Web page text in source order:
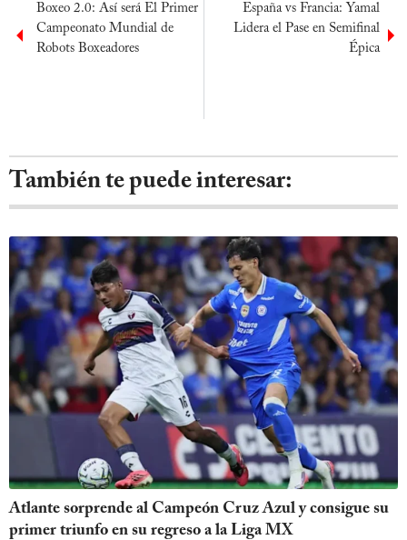
Boxeo 2.0: Así será El Primer
Campeonato Mundial de
Robots Boxeadores
España vs Francia: Yamal
Lidera el Pase en Semifinal
Épica
También te puede interesar:
Atlante sorprende al Campeón Cruz Azul y consigue su
primer triunfo en su regreso a la Liga MX